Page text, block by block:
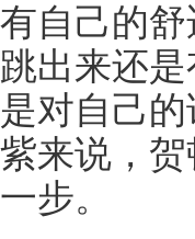
有自己的
跳出来还
是对自己
紫来说，
一步。